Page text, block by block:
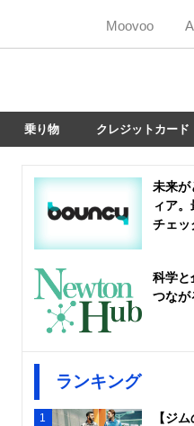
Moovoo
乗り物 クレジットカード
未来が
ィア
チェッ
科学と
つなが
ランキング
1
【ジ